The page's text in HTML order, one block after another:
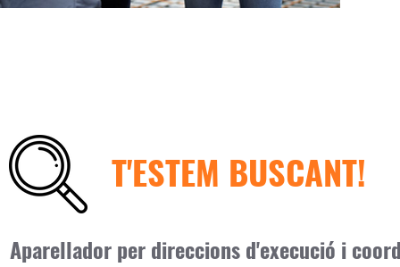
T'ESTEM BUSCANT!
Aparellador per direccions d'execució i